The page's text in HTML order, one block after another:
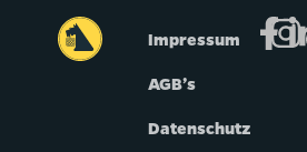
Impressum
AGB’s
Datenschutz